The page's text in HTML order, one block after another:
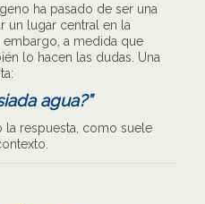
ha pasado de ser una
un lugar central en la
embargo, a medida que
lo hacen las dudas. Una
agua?”
la respuesta, como suele